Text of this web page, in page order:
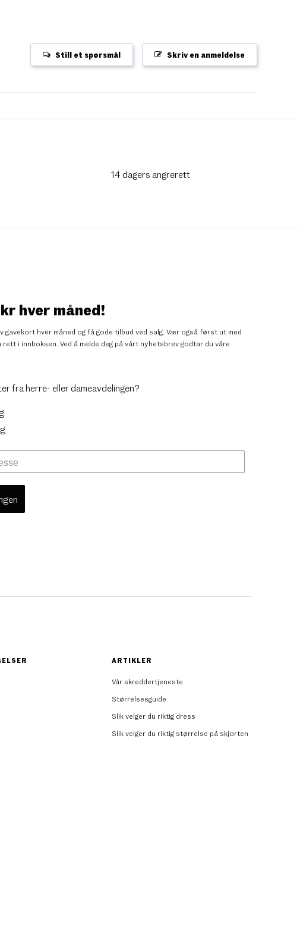
Skriv en anmeldelse
Still et spørsmål
14 dagers angrerett
hver måned!
gavekort hver måned og få gode tilbud ved salg. Vær også først ut med
i innboksen. Ved å melde deg på vårt nyhetsbrev godtar du våre
fra herre- eller dameavdelingen?
ARTIKLER
Vår skreddertjeneste
Størrelsesguide
Slik velger du riktig dress
Slik velger du riktig størrelse på skjorten